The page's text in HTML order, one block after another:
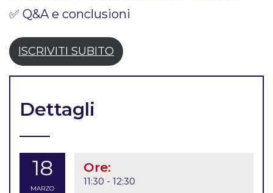
✅ Q&A e conclusioni
ISCRIVITI SUBITO
Dettagli
18
MARZO
Ore:
11:30 - 12:30